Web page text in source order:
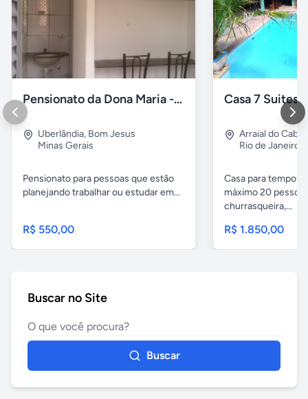
Pensionato da Dona Maria - Uberlândia/MG
Uberlândia, Bom Jesus
Minas Gerais
Pensionato para pessoas que estão
planejando trabalhar ou estudar em...
R$ 550,00
Arraial do Cabo
Rio de Janeiro
Casa para
máximo 20
churrasqueira,...
R$ 1.850,00
Buscar no Site
Buscar